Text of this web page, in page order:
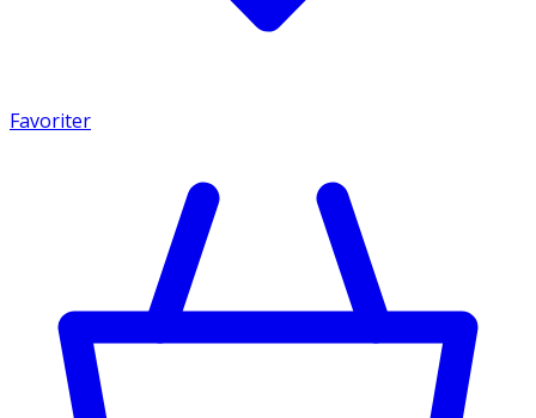
Favoriter